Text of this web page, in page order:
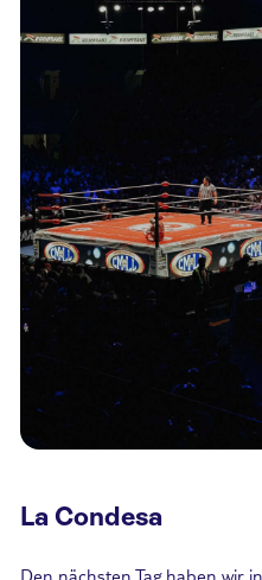
La Condesa
Den nächsten Tag haben wir